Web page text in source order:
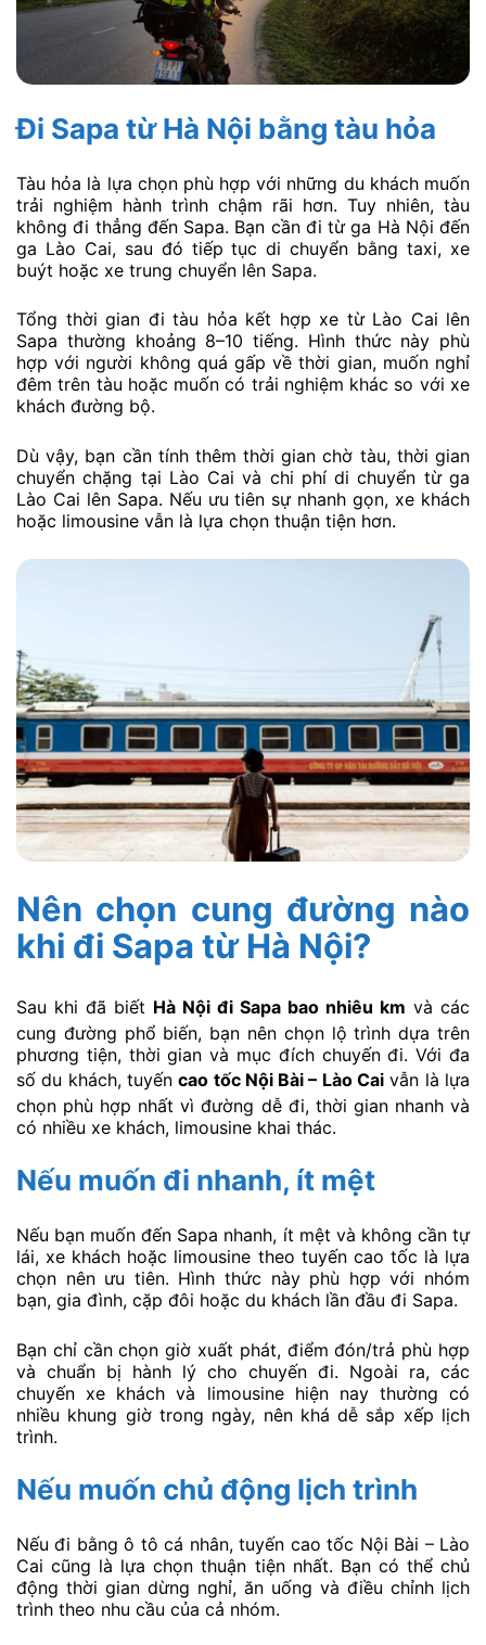
Đi Sapa từ Hà Nội bằng tàu hỏa
Tàu hỏa là lựa chọn phù hợp với những du khách muốn
trải nghiệm hành trình chậm rãi hơn. Tuy nhiên, tàu
không đi thẳng đến Sapa. Bạn cần đi từ ga Hà Nội đến
ga Lào Cai, sau đó tiếp tục di chuyển bằng taxi, xe
buýt hoặc xe trung chuyển lên Sapa.
Tổng thời gian đi tàu hỏa kết hợp xe từ Lào Cai lên
Sapa thường khoảng 8–10 tiếng. Hình thức này phù
hợp với người không quá gấp về thời gian, muốn nghỉ
đêm trên tàu hoặc muốn có trải nghiệm khác so với xe
khách đường bộ.
Dù vậy, bạn cần tính thêm thời gian chờ tàu, thời gian
chuyển chặng tại Lào Cai và chi phí di chuyển từ ga
Lào Cai lên Sapa. Nếu ưu tiên sự nhanh gọn, xe khách
hoặc limousine vẫn là lựa chọn thuận tiện hơn.
Nên chọn cung đường nào
khi đi Sapa từ Hà Nội?
Sau khi đã biết Hà Nội đi Sapa bao nhiêu km và các
cung đường phổ biến, bạn nên chọn lộ trình dựa trên
phương tiện, thời gian và mục đích chuyến đi. Với đa
số du khách, tuyếncao tốc Nội Bài – Lào Cai vẫn là lựa
chọn phù hợp nhất vì đường dễ đi, thời gian nhanh và
có nhiều xe khách, limousine khai thác.
Nếu muốn đi nhanh, ít mệt
Nếu bạn muốn đến Sapa nhanh, ít mệt và không cần tự
lái, xe khách hoặc limousine theo tuyến cao tốc là lựa
chọn nên ưu tiên. Hình thức này phù hợp với nhóm
bạn, gia đình, cặp đôi hoặc du khách lần đầu đi Sapa.
Bạn chỉ cần chọn giờ xuất phát, điểm đón/trả phù hợp
và chuẩn bị hành lý cho chuyến đi. Ngoài ra, các
chuyến xe khách và limousine hiện nay thường có
nhiều khung giờ trong ngày, nên khá dễ sắp xếp lịch
trình.
Nếu muốn chủ động lịch trình
Nếu đi bằng ô tô cá nhân, tuyến cao tốc Nội Bài – Lào
Cai cũng là lựa chọn thuận tiện nhất. Bạn có thể chủ
động thời gian dừng nghỉ, ăn uống và điều chỉnh lịch
trình theo nhu cầu của cả nhóm.